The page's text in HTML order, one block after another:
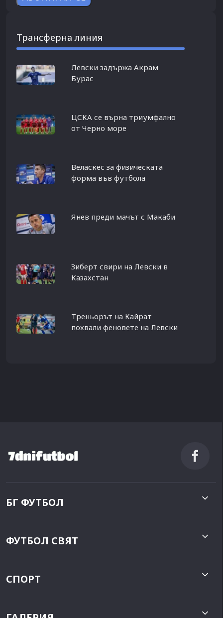
Трансферна линия
Левски задържа Акрам
Бурас
ЦСКА се върна триумфално
от Черно море
Веласкес за физическата
форма във футбола
Янев преди мачът с Макаби
Зиберт свири на Левски в
Казахстан
Треньорът на Кайрат
похвали феновете на Левски
БГ ФУТБОЛ
ФУТБОЛ СВЯТ
СПОРТ